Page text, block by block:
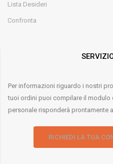
Lista Desideri
Confronta
Per informazioni riguardo i nostri
tuoi ordini puoi compilare il modulo
personale risponderà prontamente
RICHIEDI LA TUA